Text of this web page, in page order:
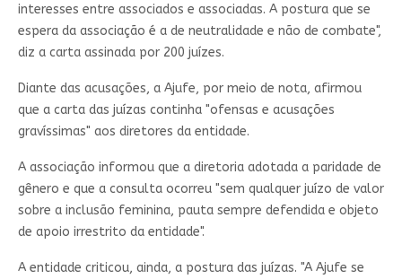
interesses entre associados e associadas. A postura que se
espera da associação é a de neutralidade e não de combate",
diz a carta assinada por 200 juízes.
Diante das acusações, a Ajufe, por meio de nota, afirmou
que a carta das juízas continha "ofensas e acusações
gravíssimas" aos diretores da entidade.
A associação informou que a diretoria adotada a paridade de
gênero e que a consulta ocorreu "sem qualquer juízo de valor
sobre a inclusão feminina, pauta sempre defendida e objeto
de apoio irrestrito da entidade".
A entidade criticou, ainda, a postura das juízas. "A Ajufe se